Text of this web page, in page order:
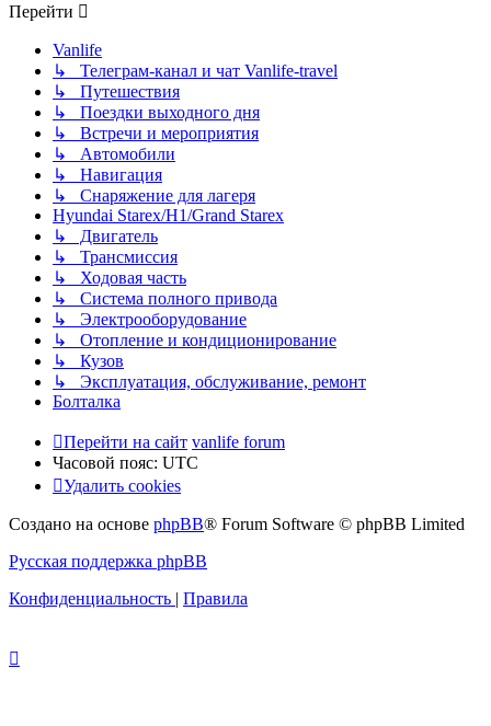
Перейти
Vanlife
↳ Телеграм-канал и чат Vanlife-travel
↳ Путешествия
↳ Поездки выходного дня
↳ Встречи и мероприятия
↳ Автомобили
↳ Навигация
↳ Снаряжение для лагеря
Hyundai Starex/H1/Grand Starex
↳ Двигатель
↳ Трансмиссия
↳ Ходовая часть
↳ Система полного привода
↳ Электрооборудование
↳ Отопление и кондиционирование
↳ Кузов
↳ Эксплуатация, обслуживание, ремонт
Болталка
Перейти на сайт vanlife forum
Часовой пояс: UTC
Удалить cookies
Создано на основе phpBB® Forum Software © phpBB Limited
Русская поддержка phpBB
Конфиденциальность | Правила